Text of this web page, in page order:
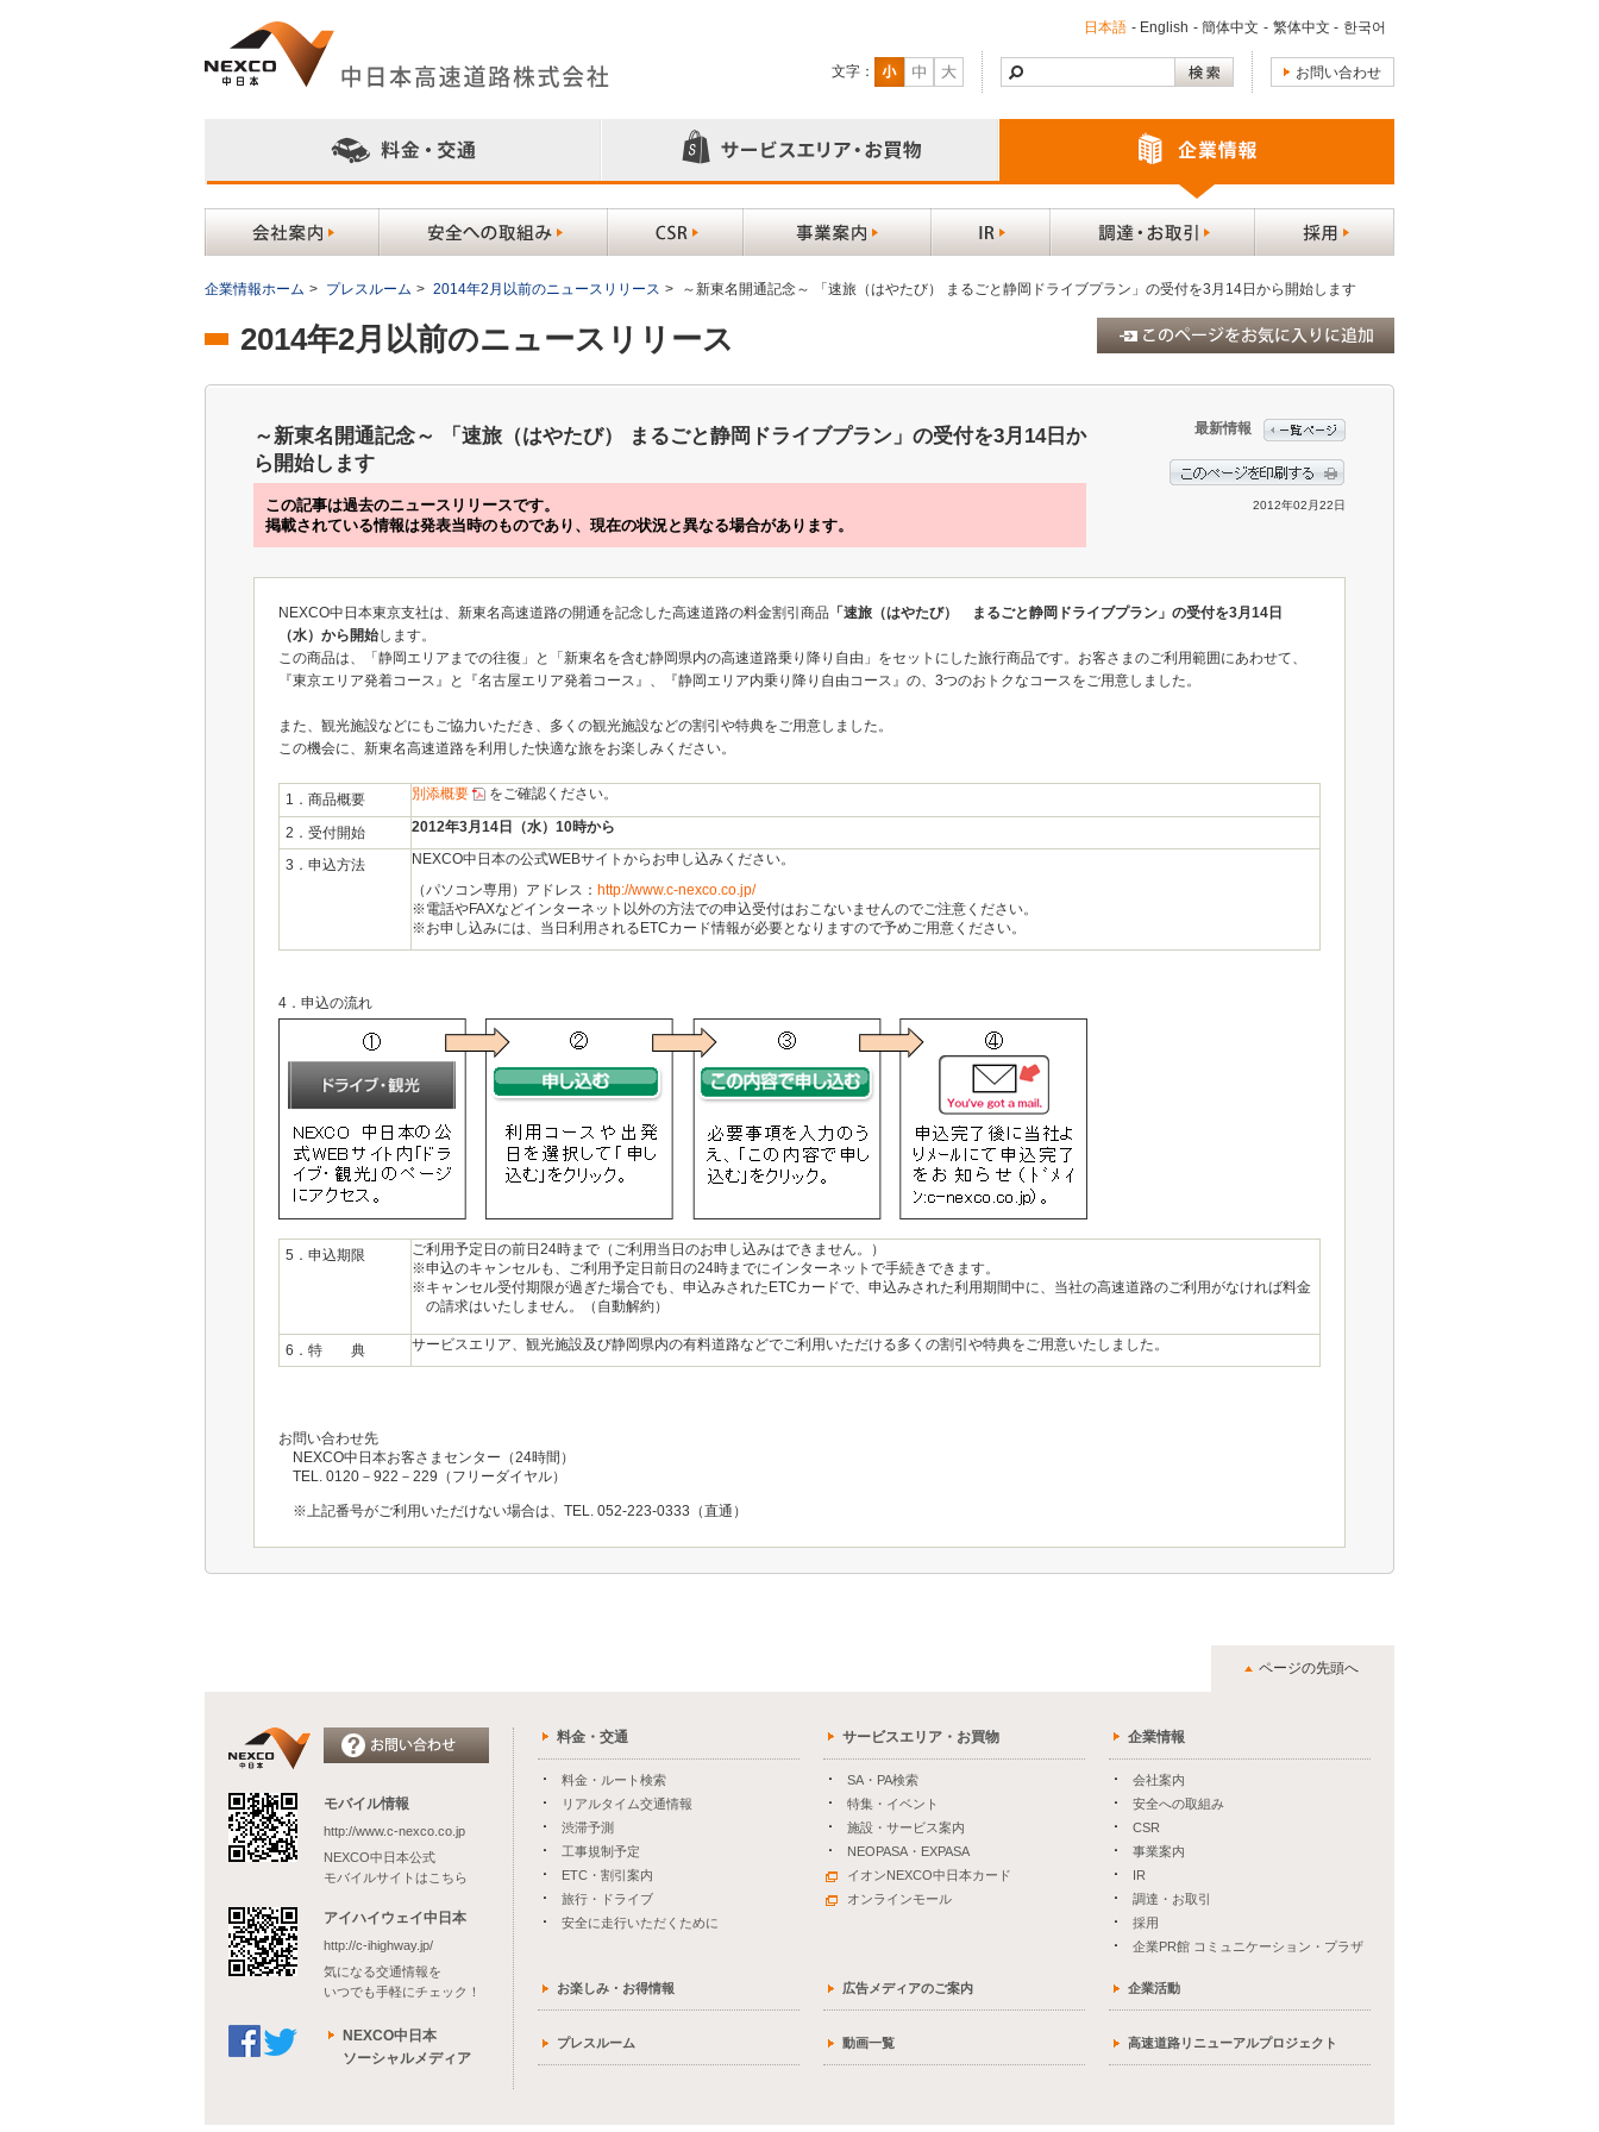
日本語 - English - 簡体中文 - 繁体中文 - 한국어
文字： お問い合わせ
企業情報ホーム > プレスルーム > 2014年2月以前のニュースリリース > ～新東名開通記念～ 「速旅（はやたび） まるごと静岡ドライブプラン」の受付を3月14日から開始します
2014年2月以前のニュースリリース
～新東名開通記念～ 「速旅（はやたび） まるごと静岡ドライブプラン」の受付を3月14日か
ら開始します
この記事は過去のニュースリリースです。
掲載されている情報は発表当時のものであり、現在の状況と異なる場合があります。
最新情報
2012年02月22日
NEXCO中日本東京支社は、新東名高速道路の開通を記念した高速道路の料金割引商品 「速旅（はやたび） まるごと静岡ドライブプラン」の受付を3月14日
（水）から開始します。
この商品は、「静岡エリアまでの往復」と「新東名を含む静岡県内の高速道路乗り降り自由」をセットにした旅行商品です。お客さまのご利用範囲にあわせて、
『東京エリア発着コース』と『名古屋エリア発着コース』、『静岡エリア内乗り降り自由コース』の、3つのおトクなコースをご用意しました。
また、観光施設などにもご協力いただき、多くの観光施設などの割引や特典をご用意しました。
この機会に、新東名高速道路を利用した快適な旅をお楽しみください。
1．商品概要 別添概要 をご確認ください。
2．受付開始 2012年3月14日（水）10時から
3．申込方法
NEXCO中日本の公式WEBサイトからお申し込みください。
（パソコン専用）アドレス： http://www.c-nexco.co.jp/
※電話やFAXなどインターネット以外の方法での申込受付はおこないませんのでご注意ください。
※お申し込みには、当日利用されるETCカード情報が必要となりますので予めご用意ください。
4．申込の流れ
5．申込期限
ご利用予定日の前日24時まで（ご利用当日のお申し込みはできません。）
※申込のキャンセルも、ご利用予定日前日の24時までにインターネットで手続きできます。
※キャンセル受付期限が過ぎた場合でも、申込みされたETCカードで、申込みされた利用期間中に、当社の高速道路のご利用がなければ料金
の請求はいたしません。（自動解約）
6．特 典 サービスエリア、観光施設及び静岡県内の有料道路などでご利用いただける多くの割引や特典をご用意いたしました。
お問い合わせ先
NEXCO中日本お客さまセンター（24時間）
TEL. 0120－922－229（フリーダイヤル）
※上記番号がご利用いただけない場合は、TEL. 052-223-0333（直通）
ページの先頭へ
モバイル情報
http://www.c-nexco.co.jp
NEXCO中日本公式
モバイルサイトはこちら
アイハイウェイ中日本
http://c-ihighway.jp/
気になる交通情報を
いつでも手軽にチェック！
NEXCO中日本
ソーシャルメディア
料金・交通
料金・ルート検索
リアルタイム交通情報
渋滞予測
工事規制予定
ETC・割引案内
旅行・ドライブ
安全に走行いただくために
サービスエリア・お買物
SA・PA検索
特集・イベント
施設・サービス案内
NEOPASA・EXPASA
イオンNEXCO中日本カード
オンラインモール
企業情報
会社案内
安全への取組み
CSR
事業案内
IR
調達・お取引
採用
企業PR館 コミュニケーション・プラザ
お楽しみ・お得情報 広告メディアのご案内 企業活動
プレスルーム 動画一覧 高速道路リニューアルプロジェクト